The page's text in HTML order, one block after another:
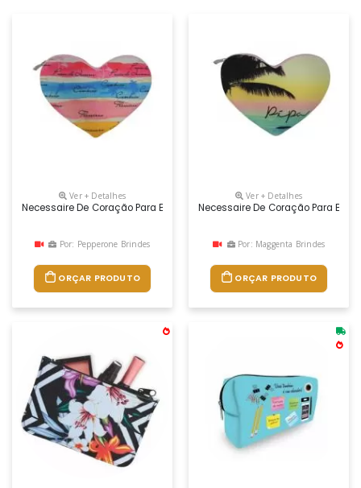
Ver + Detalhes
Necessaire De Coração Para Brindes Personalizados
Por: Pepperone Brindes
ORÇAR PRODUTO
Ver + Detalhes
Necessaire De Coração Para
Por: Maggenta Brindes
ORÇAR PRODUTO